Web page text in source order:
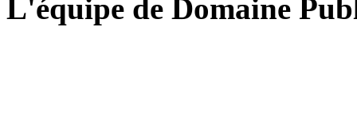
L'équipe de Domaine